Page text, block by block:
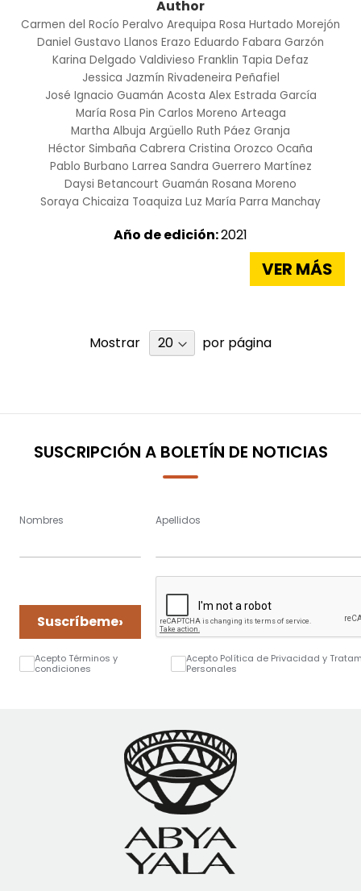
Author
Carmen del Rocío Peralvo Arequipa Rosa Hurtado Morejón
Daniel Gustavo Llanos Erazo Eduardo Fabara Garzón
Karina Delgado Valdivieso Franklin Tapia Defaz
Jessica Jazmín Rivadeneira Peñafiel
José Ignacio Guamán Acosta Alex Estrada García
María Rosa Pin Carlos Moreno Arteaga
Martha Albuja Argüello Ruth Páez Granja
Héctor Simbaña Cabrera Cristina Orozco Ocaña
Pablo Burbano Larrea Sandra Guerrero Martínez
Daysi Betancourt Guamán Rosana Moreno
Soraya Chicaiza Toaquiza Luz María Parra Manchay
Año de edición:2021
VER MÁS
Mostrar por página
SUSCRIPCIÓN A BOLETÍN DE NOTICIAS
Nombres Apellidos
Suscríbeme›
Acepto Términos y
condiciones
Acepto Política de Privacidad y
Personales